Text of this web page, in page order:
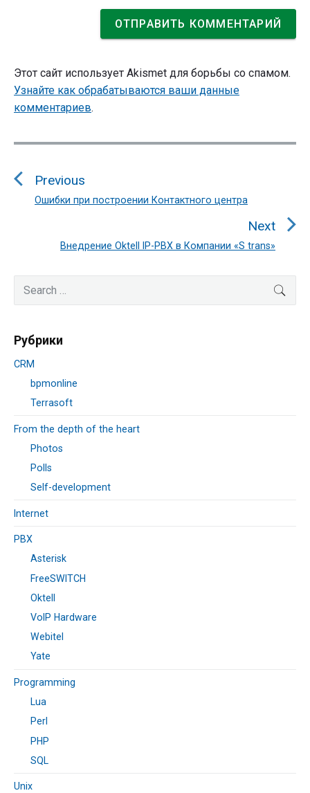
Этот сайт использует Akismet для борьбы со спамом.
Узнайте как обрабатываются ваши данные
комментариев.
Навигация
записям
Previous
Previous
Ошибки при построении Контактного центра
Next
Next
Внедрение Oktell IP-PBX в Компании «S trans»
Primary
Sidebar
for:
Рубрики
CRM
bpmonline
Terrasoft
From the depth of the heart
Photos
Polls
Self-development
Internet
PBX
Asterisk
FreeSWITCH
Oktell
VoIP Hardware
Webitel
Yate
Programming
Lua
Perl
PHP
SQL
Unix